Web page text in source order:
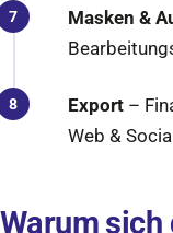
Masken &
Export –
Web &
Warum sich